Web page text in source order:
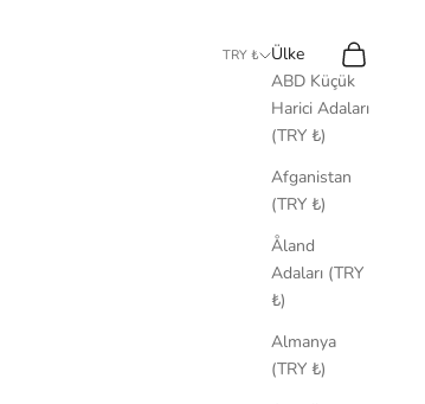
TRY ₺
Ülke
ABD Küçük
Harici Adaları
(TRY ₺)
Afganistan
(TRY ₺)
Åland
Adaları (TRY
₺)
Almanya
(TRY ₺)
Sepet